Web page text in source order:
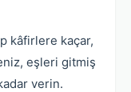
kâfirlere kaçar,
eşleri gitmiş
verin.